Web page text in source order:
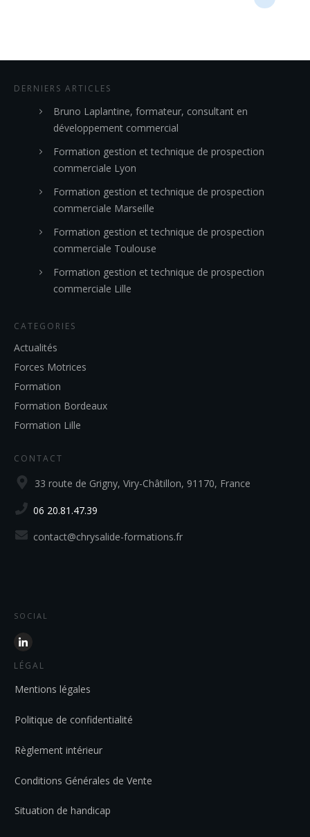
DERNIERS ARTICLES
Bruno Laplantine, formateur, consultant en
développement commercial
Formation gestion et technique de prospection
commerciale Lyon
Formation gestion et technique de prospection
commerciale Marseille
Formation gestion et technique de prospection
commerciale Toulouse
Formation gestion et technique de prospection
commerciale Lille
CATEGORIES
Actualités
Forces Motrices
Formation
Formation Bordeaux
Formation Lille
CONTACT
33 route de Grigny, Viry-Châtillon, 91170, France
06 20.81.47.39
contact@chrysalide-formations.fr
SOCIAL
LÉGAL
Mentions légales
Politique de confidentialité
Règlement intérieur
Conditions Générales de Vente
Situation de handicap